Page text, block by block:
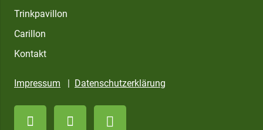
Trinkpavillon
Carillon
Kontakt
Impressum | Datenschutzerklärung